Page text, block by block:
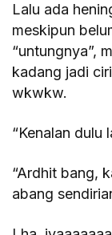
Lalu ada
meskipun
“untungnya”,
kadang jadi
wkwkw.
“Kenalan dulu
“Ardhit bang,
abang